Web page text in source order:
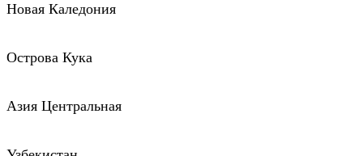
Новая Каледония
Острова Кука
Азия Центральная